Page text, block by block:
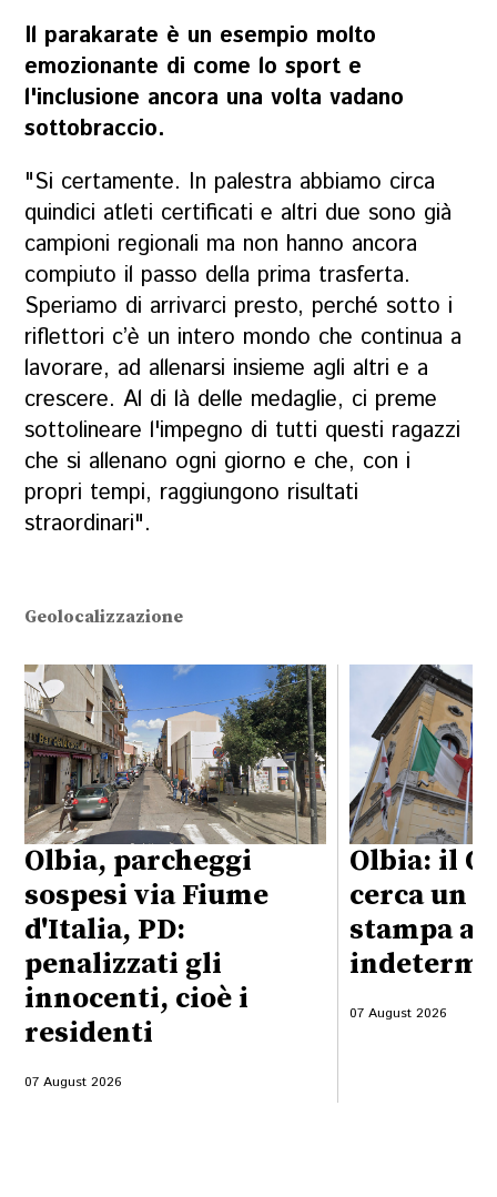
Il parakarate è un esempio molto
emozionante di come lo sport e
l'inclusione ancora una volta vadano
sottobraccio.
"Si certamente. In palestra abbiamo circa
quindici atleti certificati e altri due sono già
campioni regionali ma non hanno ancora
compiuto il passo della prima trasferta.
Speriamo di arrivarci presto, perché sotto i
riflettori c’è un intero mondo che continua a
lavorare, ad allenarsi insieme agli altri e a
crescere. Al di là delle medaglie, ci preme
sottolineare l'impegno di tutti questi ragazzi
che si allenano ogni giorno e che, con i
propri tempi, raggiungono risultati
straordinari".
Geolocalizzazione
Olbia, parcheggi
sospesi via Fiume
d'Italia, PD:
penalizzati gli
innocenti, cioè i
residenti
07 August 2026
Olbia: il
cerca un
stampa a
07 August 2026